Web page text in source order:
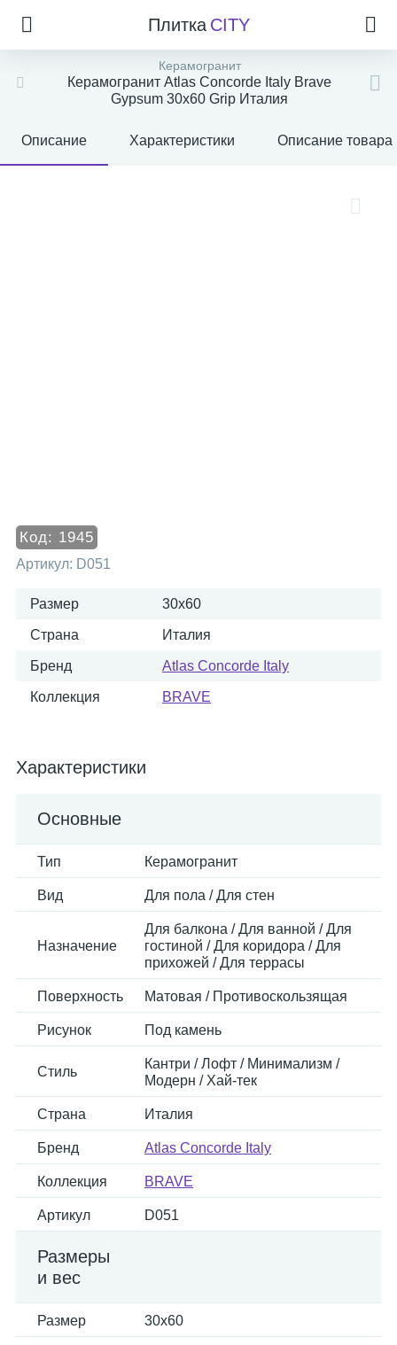
Плитка CITY
Керамогранит
Керамогранит Atlas Concorde Italy Brave
Gypsum 30x60 Grip Италия
Описание Характеристики Описание товара
Код: 1945
Артикул: D051
Размер 30x60
Страна Италия
Бренд Atlas Concorde Italy
Коллекция BRAVE
Характеристики
Основные
Тип Керамогранит
Вид Для пола / Для стен
Назначение
Для балкона / Для ванной / Для
гостиной / Для коридора / Для
прихожей / Для террасы
Поверхность Матовая / Противоскользящая
Рисунок Под камень
Стиль
Кантри / Лофт / Минимализм /
Модерн / Хай-тек
Страна Италия
Бренд Atlas Concorde Italy
Коллекция BRAVE
Артикул D051
Размеры
и вес
Размер 30x60